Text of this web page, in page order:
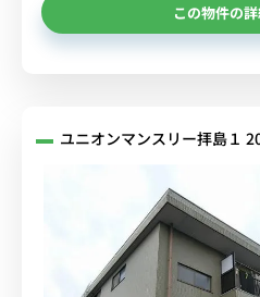
この物件の
ユニオンマンスリー拝島１